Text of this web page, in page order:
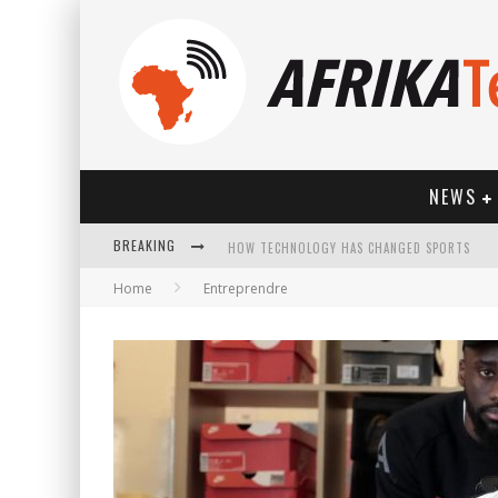
NEWS
BREAKING HOW TECHNOLOGY HAS CHANGED SPORTS
Home Entreprendre